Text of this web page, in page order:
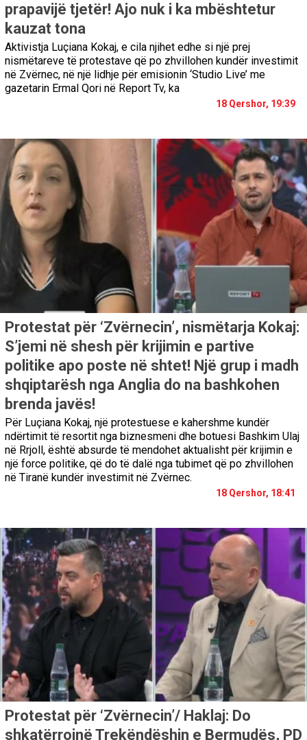
prapavijë tjetër! Ajo nuk i ka mbështetur
kauzat tona
Aktivistja Luçiana Kokaj, e cila njihet edhe si një prej
nismëtareve të protestave që po zhvillohen kundër investimit
në Zvërnec, në një lidhje për emisionin ‘Studio Live’ me
gazetarin Ermal Qori në Report Tv, ka
18 Qershor, 19:39
Protestat për ‘Zvërnecin’, nismëtarja Kokaj:
S’jemi në shesh për krijimin e partive
politike apo poste në shtet! Një grup i madh
shqiptarësh nga Anglia do na bashkohen
brenda javës!
Për Luçiana Kokaj, një protestuese e kahershme kundër
ndërtimit të resortit nga biznesmeni dhe botuesi Bashkim Ulaj
në Rrjoll, është absurde të mendohet aktualisht për krijimin e
një force politike, që do të dalë nga tubimet që po zhvillohen
në Tiranë kundër investimit në Zvërnec.
18 Qershor, 18:41
Protestat për ‘Zvërnecin’/ Haklaj: Do
shkatërrojnë Trekëndëshin e Bermudës, PD